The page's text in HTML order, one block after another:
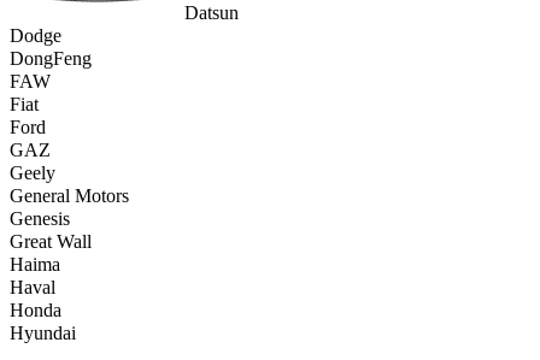
Datsun
Dodge
DongFeng
FAW
Fiat
Ford
GAZ
Geely
General Motors
Genesis
Great Wall
Haima
Haval
Honda
Hyundai